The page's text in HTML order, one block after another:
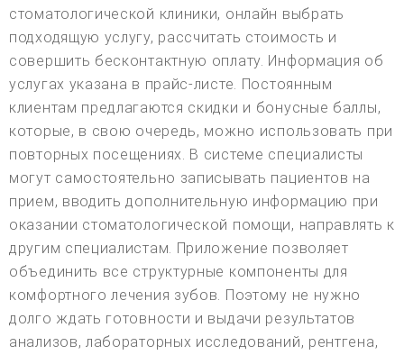
стоматологической клиники, онлайн выбрать
подходящую услугу, рассчитать стоимость и
совершить бесконтактную оплату. Информация об
услугах указана в прайс-листе. Постоянным
клиентам предлагаются скидки и бонусные баллы,
которые, в свою очередь, можно использовать при
повторных посещениях. В системе специалисты
могут самостоятельно записывать пациентов на
прием, вводить дополнительную информацию при
оказании стоматологической помощи, направлять к
другим специалистам. Приложение позволяет
объединить все структурные компоненты для
комфортного лечения зубов. Поэтому не нужно
долго ждать готовности и выдачи результатов
анализов, лабораторных исследований, рентгена,